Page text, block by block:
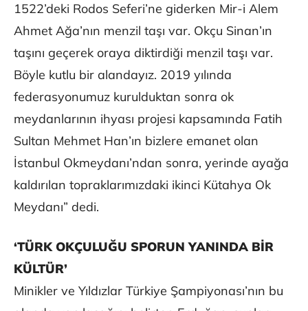
1522’deki Rodos Seferi’ne giderken Mir-i Alem
Ahmet Ağa’nın menzil taşı var. Okçu Sinan’ın
taşını geçerek oraya diktirdiği menzil taşı var.
Böyle kutlu bir alandayız. 2019 yılında
federasyonumuz kurulduktan sonra ok
meydanlarının ihyası projesi kapsamında Fatih
Sultan Mehmet Han’ın bizlere emanet olan
İstanbul Okmeydanı’ndan sonra, yerinde ayağa
kaldırılan topraklarımızdaki ikinci Kütahya Ok
Meydanı” dedi.
‘TÜRK OKÇULUĞU SPORUN YANINDA BİR
KÜLTÜR’
Minikler ve Yıldızlar Türkiye Şampiyonası’nın bu